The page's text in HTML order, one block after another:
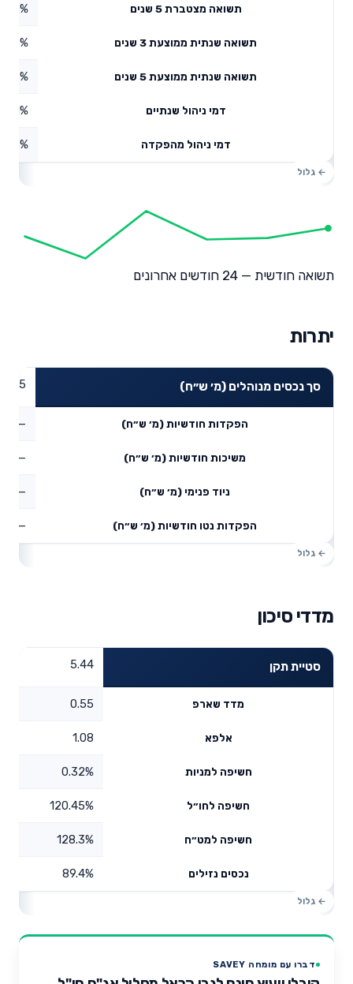
תשואה מצטברת 5 שנים
תשואה שנתית ממוצעת 3 שנים
תשואה שנתית ממוצעת 5 שנים 4.13%
דמי ניהול שנתיים
דמי ניהול מהפקדה
תשואה חודשית — 24 חודשים אחרונים
יתרות
סך נכסים מנוהלים (מ׳ ש״ח)
הפקדות חודשיות (מ׳ ש״ח) —
משיכות חודשיות (מ׳ ש״ח) —
ניוד פנימי (מ׳ ש״ח) —
הפקדות נטו חודשיות (מ׳ ש״ח) —
מדדי סיכון
סטיית תקן 5.44
מדד שארפ 0.55
אלפא 1.08
חשיפה למניות 0.32%
חשיפה לחו״ל 120.45%
חשיפה למט״ח 128.3%
נכסים נזילים 89.4%
דברו עם מומחה SAVEY